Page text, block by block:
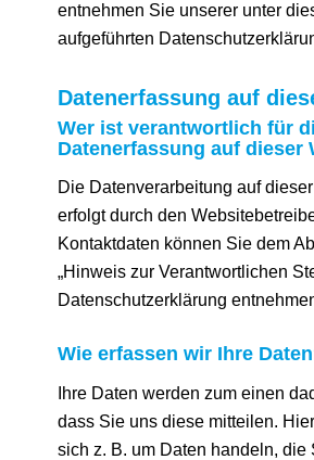
entnehmen Sie unserer unter
aufgeführten
Datenerfassung auf
Wer ist verantwortlich für
Datenerfassung auf dieser
Die Datenverarbeitung auf
erfolgt durch den
Kontaktdaten können Sie dem
„Hinweis zur Verantwortlichen
Datenschutzerklärung
Wie erfassen wir Ihre
Ihre Daten werden zum einen
dass Sie uns diese mitteilen.
sich z. B. um Daten handeln, die